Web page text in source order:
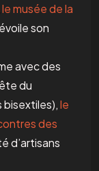
le musée de la
son
avec des
du
bisextiles),le
des
d’artisans